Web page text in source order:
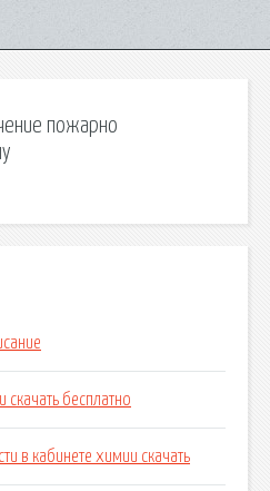
пожарно
бесплатно
в кабинете химии скачать